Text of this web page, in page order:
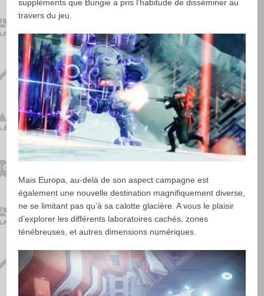
suppléments que Bungie a pris l’habitude de disséminer au
travers du jeu.
Mais Europa, au-delà de son aspect campagne est
également une nouvelle destination magnifiquement diverse,
ne se limitant pas qu’à sa calotte glacière. A vous le plaisir
d’explorer les différents laboratoires cachés, zones
ténébreuses, et autres dimensions numériques.